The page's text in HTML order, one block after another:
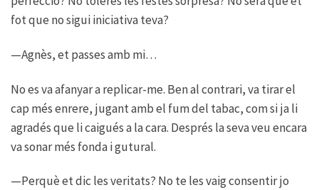
fot que no sigui iniciativa teva?
—Agnès, et passes amb mi…
No es va afanyar a replicar-me. Ben al contrari, va tirar el
cap més enrere, jugant amb el fum del tabac, com si ja li
agradés que li caigués a la cara. Després la seva veu encara
va sonar més fonda i gutural.
—Perquè et dic les veritats? No te les vaig consentir jo